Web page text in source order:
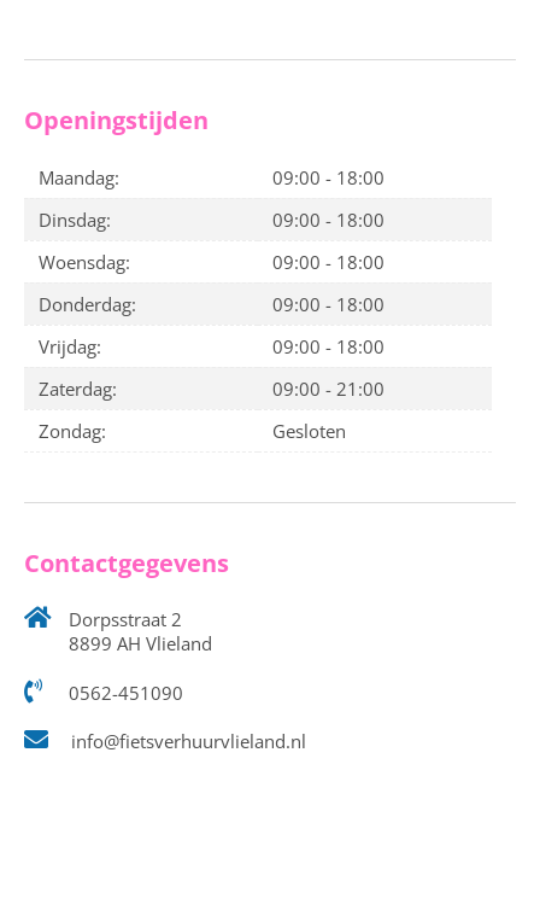
Openingstijden
Maandag:
09:00 - 18:00
Dinsdag:
09:00 - 18:00
Woensdag:
09:00 - 18:00
Donderdag:
09:00 - 18:00
Vrijdag:
09:00 - 18:00
Zaterdag:
09:00 - 21:00
Zondag:
Gesloten
Contactgegevens
Dorpsstraat 2
8899 AH Vlieland
0562-451090
info@fietsverhuurvlieland.nl